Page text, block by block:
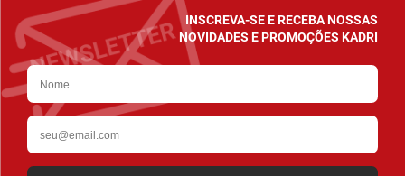
INSCREVA-SE E RECEBA NOSSAS
NOVIDADES E PROMOÇÕES KADRI